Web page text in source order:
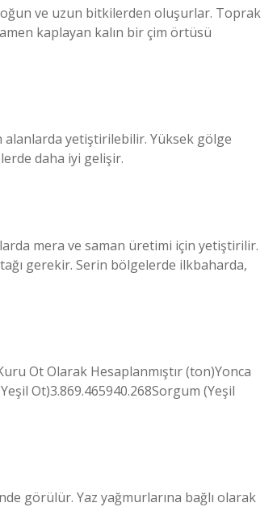
ve uzun bitkilerden oluşurlar. Toprak
kaplayan kalın bir çim örtüsü
alanlarda yetiştirilebilir. Yüksek gölge
daha iyi gelişir.
mera ve saman üretimi için yetiştirilir.
gerekir. Serin bölgelerde ilkbaharda,
Ot Olarak Hesaplanmıştır (ton)Yonca
Ot)3.869.465940.268Sorgum (Yeşil
görülür. Yaz yağmurlarına bağlı olarak